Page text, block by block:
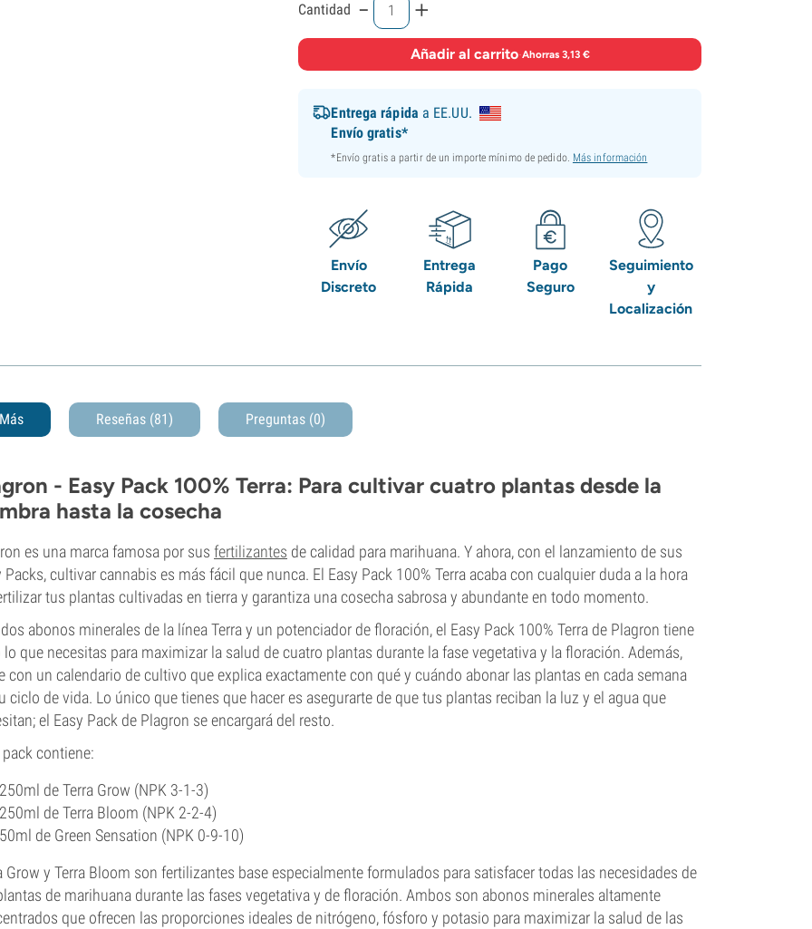
Cantidad - +
Añadir al carrito·Ahorras 3,13 €
Entrega rápida a EE.UU.
Envío gratis*
*Envío gratis a partir de un importe mínimo de pedido. Más información
Envío
Discreto
Entrega
Rápida
Pago
Seguro
Seguimiento
y
Localización
Más Reseñas (81) Preguntas (0)
- Easy Pack 100% Terra: Para cultivar cuatro plantas desde la
hasta la cosecha
es una marca famosa por sus fertilizantes de calidad para marihuana. Y ahora, con el lanzamiento de sus
Packs, cultivar cannabis es más fácil que nunca. El Easy Pack 100% Terra acaba con cualquier duda a la hora
tus plantas cultivadas en tierra y garantiza una cosecha sabrosa y abundante en todo momento.
abonos minerales de la línea Terra y un potenciador de floración, el Easy Pack 100% Terra de Plagron tiene
que necesitas para maximizar la salud de cuatro plantas durante la fase vegetativa y la floración. Además,
con un calendario de cultivo que explica exactamente con qué y cuándo abonar las plantas en cada semana
ciclo de vida. Lo único que tienes que hacer es asegurarte de que tus plantas reciban la luz y el agua que
el Easy Pack de Plagron se encargará del resto.
pack contiene:
250ml de Terra Grow (NPK 3-1-3)
250ml de Terra Bloom (NPK 2-2-4)
50ml de Green Sensation (NPK 0-9-10)
Grow y Terra Bloom son fertilizantes base especialmente formulados para satisfacer todas las necesidades de
de marihuana durante las fases vegetativa y de floración. Ambos son abonos minerales altamente
que ofrecen las proporciones ideales de nitrógeno, fósforo y potasio para maximizar la salud de las